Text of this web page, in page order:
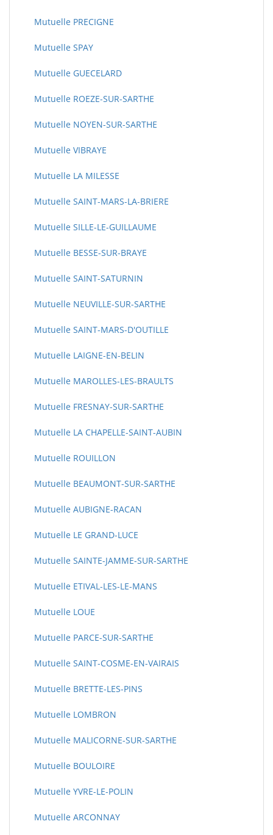
Mutuelle PRECIGNE
Mutuelle SPAY
Mutuelle GUECELARD
Mutuelle ROEZE-SUR-SARTHE
Mutuelle NOYEN-SUR-SARTHE
Mutuelle VIBRAYE
Mutuelle LA MILESSE
Mutuelle SAINT-MARS-LA-BRIERE
Mutuelle SILLE-LE-GUILLAUME
Mutuelle BESSE-SUR-BRAYE
Mutuelle SAINT-SATURNIN
Mutuelle NEUVILLE-SUR-SARTHE
Mutuelle SAINT-MARS-D'OUTILLE
Mutuelle LAIGNE-EN-BELIN
Mutuelle MAROLLES-LES-BRAULTS
Mutuelle FRESNAY-SUR-SARTHE
Mutuelle LA CHAPELLE-SAINT-AUBIN
Mutuelle ROUILLON
Mutuelle BEAUMONT-SUR-SARTHE
Mutuelle AUBIGNE-RACAN
Mutuelle LE GRAND-LUCE
Mutuelle SAINTE-JAMME-SUR-SARTHE
Mutuelle ETIVAL-LES-LE-MANS
Mutuelle LOUE
Mutuelle PARCE-SUR-SARTHE
Mutuelle SAINT-COSME-EN-VAIRAIS
Mutuelle BRETTE-LES-PINS
Mutuelle LOMBRON
Mutuelle MALICORNE-SUR-SARTHE
Mutuelle BOULOIRE
Mutuelle YVRE-LE-POLIN
Mutuelle ARCONNAY